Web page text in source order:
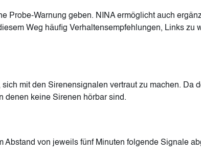
Probe-Warnung geben. NINA ermöglicht auch
Weg häufig Verhaltensempfehlungen, Links zu
mit den Sirenensignalen vertraut zu machen. Da
denen keine Sirenen hörbar sind.
Abstand von jeweils fünf Minuten folgende Signale